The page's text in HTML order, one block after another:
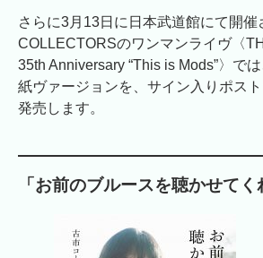
さらに3月13日に日本武道館にて開催
COLLECTORSのワンマンライヴ〈
35th Anniversary “This is Mods”〉で
紙ヴァージョンを、サイン入りポス
発売します。
「お前のブルースを聴かせてく